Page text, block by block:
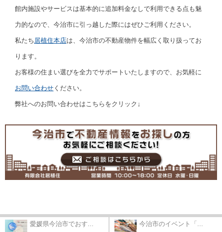
館内施設やサービスは基本的に追加料金なしで利用できる点も魅
力的なので、今治市に引っ越した際にはぜひご利用ください。
私たち居植住本店は、今治市の不動産物件を幅広く取り扱ってお
ります。
お客様の住まい選びを全力でサポートいたしますので、お気軽に
お問い合わせ ください。
弊社へのお問い合わせはこちらをクリック↓
愛媛県今治市でおす... 今治市のイベント「...